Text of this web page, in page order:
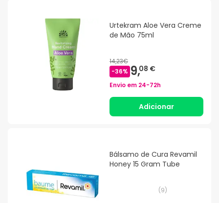
Urtekram Aloe Vera Creme
de Mão 75ml
14,23€
-36% 9,08 €
Envio em 24-72h
Adicionar
Bálsamo de Cura Revamil
Honey 15 Gram Tube
(9)